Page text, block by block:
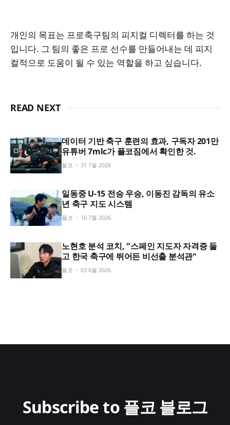
개인의 목표는 프로축구팀의 피지컬 디렉터를 하는 것
입니다. 그 팀의 좋은 프로 선수를 만들어내는 데 피지
컬적으로 도움이 될 수 있는 역할을 하고 싶습니다.
READ NEXT
데이터 기반 축구 훈련의 효과, 구독자 201만
유튜버 7mlc가 플코짐에서 확인한 것.
플코 31 7월 2026
일동중 U-15 전승 우승, 이동진 감독의 유소
년 축구 지도 시스템
플코 16 7월 2026
노현호 분석 코치, "스페인 지도자 자격증 들
고 한국 축구에 뛰어든 비선출 분석관"
플코 03 6월 2026
Subscribe to 플코 블로그